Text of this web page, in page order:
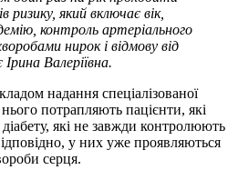
ризику, який включає вік,
контроль артеріального
нирок і відмову від
Ірина Валеріївна.
надання спеціалізованої
потрапляють пацієнти, які
які не завжди контролюють
у них уже проявляються
серця.